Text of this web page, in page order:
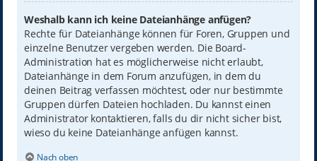
Weshalb kann ich keine Dateianhänge anfügen?
Rechte für Dateianhänge können für Foren, Gruppen und
einzelne Benutzer vergeben werden. Die Board-
Administration hat es möglicherweise nicht erlaubt,
Dateianhänge in dem Forum anzufügen, in dem du
deinen Beitrag verfassen möchtest, oder nur bestimmte
Gruppen dürfen Dateien hochladen. Du kannst einen
Administrator kontaktieren, falls du dir nicht sicher bist,
wieso du keine Dateianhänge anfügen kannst.
Nach oben